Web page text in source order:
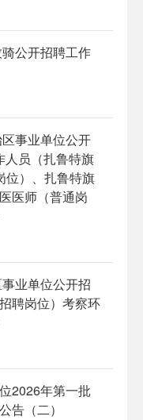
公开招聘工作
事业单位公开
人员（扎鲁特旗
位）、扎鲁特旗
医师（普通岗
业单位公开招
聘岗位）考察环
2026年第一批
告（二）